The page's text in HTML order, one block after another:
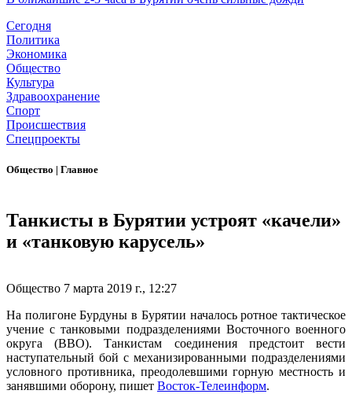
Сегодня
Политика
Экономика
Общество
Культура
Здравоохранение
Спорт
Происшествия
Спецпроекты
Общество | Главное
Танкисты в Бурятии устроят «качели»
и «танковую карусель»
Общество 7 марта 2019 г., 12:27
На полигоне Бурдуны в Бурятии началось ротное тактическое
учение с танковыми подразделениями Восточного военного
округа (ВВО). Танкистам соединения предстоит вести
наступательный бой с механизированными подразделениями
условного противника, преодолевшими горную местность и
занявшими оборону, пишет Восток-Телеинформ.